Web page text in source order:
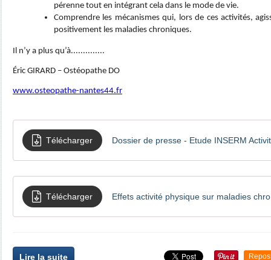
pérenne tout en intégrant cela dans le mode de vie.
Comprendre les mécanismes qui, lors de ces activités,
positivement les maladies chroniques.
Il n’y a plus qu’à..............
Éric GIRARD – Ostéopathe DO
www.osteopathe-nantes44.fr
Télécharger
Télécharger Effets activité physique sur maladies
Lire la suite